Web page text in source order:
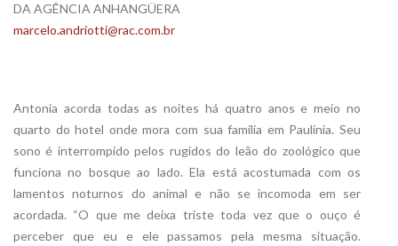
DA AGÊNCIA ANHANGÜERA
marcelo.andriotti@rac.com.br
Antonia acorda todas as noites há quatro anos e meio no
quarto do hotel onde mora com sua família em Paulínia. Seu
sono é interrompido pelos rugidos do leão do zoológico que
funciona no bosque ao lado. Ela está acostumada com os
lamentos noturnos do animal e não se incomoda em ser
acordada. “O que me deixa triste toda vez que o ouço é
perceber que eu e ele passamos pela mesma situação.